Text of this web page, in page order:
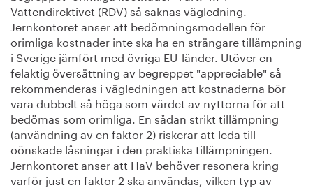
Vattendirektivet (RDV) så saknas vägledning.
Jernkontoret anser att bedömningsmodellen för
orimliga kostnader inte ska ha en strängare tillämpning
i Sverige jämfört med övriga EU-länder. Utöver en
felaktig översättning av begreppet "appreciable" så
rekommenderas i vägledningen att kostnaderna bör
vara dubbelt så höga som värdet av nyttorna för att
bedömas som orimliga. En sådan strikt tillämpning
(användning av en faktor 2) riskerar att leda till
oönskade låsningar i den praktiska tillämpningen.
Jernkontoret anser att HaV behöver resonera kring
varför just en faktor 2 ska användas, vilken typ av